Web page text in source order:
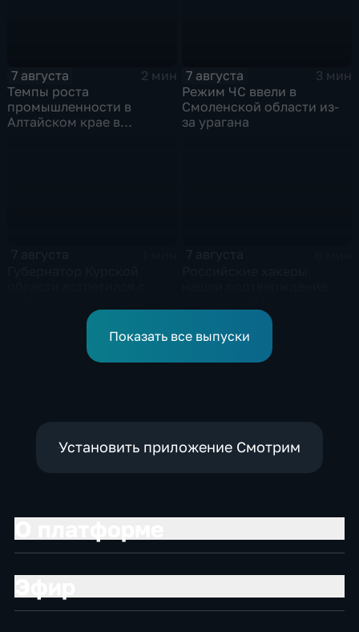
7 августа
2 мин
Темпы роста
промышленности в
Алтайском крае в
7 августа
3 мин
Режим ЧС ввели в
Смоленской области из-
за урагана
помогали пострадавшим
от вторжения ВСУ
жителям приграничья
Показать все выпуски
Установить приложение Смотрим